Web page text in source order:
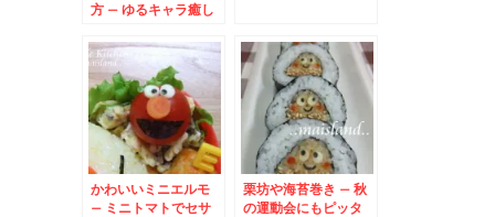
方 – ゆるキャラ癒し
かわいいミニエルモ
– ミニトマトでセサ
栗坊や海苔巻き – 秋
の運動会にもピッタ